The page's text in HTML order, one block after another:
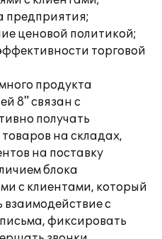
предприятия;
ценовой политикой;
торговой
продукта
8" связан с
получать
на складах,
на поставку
блока
с клиентами, который
взаимодействие с
фиксировать